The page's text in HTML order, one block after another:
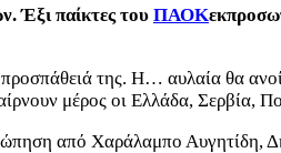
Έξι παίκτες του ΠΑΟΚ
της. Η… αυλαία θα
μέρος οι Ελλάδα, Σερβία,
από Χαράλαμπο Αυγητίδη,